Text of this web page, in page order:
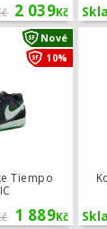
2 039Kč
Tiempo
1 889Kč
Nové
10%